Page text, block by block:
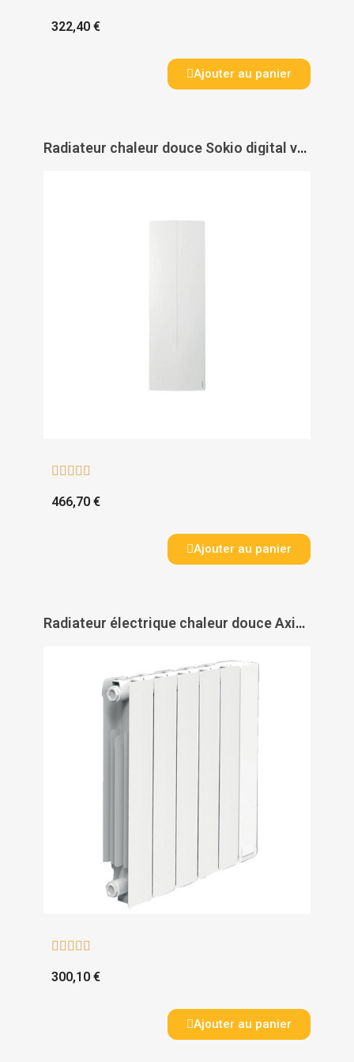
322,40 €
Ajouter au panier
Radiateur chaleur douce Sokio digital vertical - ATLANTIC
    
466,70 €
Ajouter au panier
Radiateur électrique chaleur douce Axino digital horizontal - INTUIS
    
300,10 €
Ajouter au panier